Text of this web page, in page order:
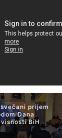
svečani prijem
Dana
BiH